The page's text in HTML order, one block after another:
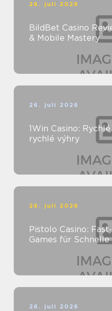
26. juli 2026
BildBet Casino
& Mobile Mastery
26. juli 2026
1Win Casino:
rychlé výhry
26. juli 2026
Pistolo Casino:
Games für Schnelle
26. juli 2026